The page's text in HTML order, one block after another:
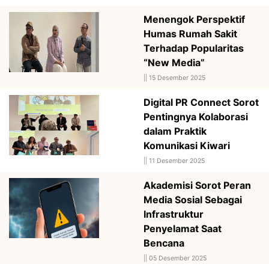
Menengok Perspektif
Humas Rumah Sakit
Terhadap Popularitas
“New Media”
15 Desember 2025
Digital PR Connect Sorot
Pentingnya Kolaborasi
dalam Praktik
Komunikasi Kiwari
11 Desember 2025
Akademisi Sorot Peran
Media Sosial Sebagai
Infrastruktur
Penyelamat Saat
Bencana
05 Desember 2025